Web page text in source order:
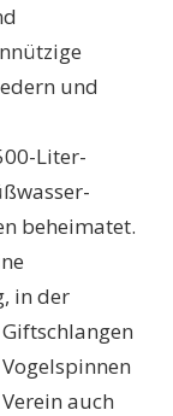
und
Liter-
beheimatet.
in der
auch